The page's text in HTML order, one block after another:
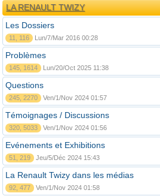
LA RENAULT TWIZY
Les Dossiers
11, 116 Lun/7/Mar 2016 00:28
Problèmes
145, 1614 Lun/20/Oct 2025 11:38
Questions
245, 2270 Ven/1/Nov 2024 01:57
Témoignages / Discussions
320, 5033 Ven/1/Nov 2024 01:56
Evénements et Exhibitions
51, 219 Jeu/5/Déc 2024 15:43
La Renault Twizy dans les médias
92, 477 Ven/1/Nov 2024 01:58